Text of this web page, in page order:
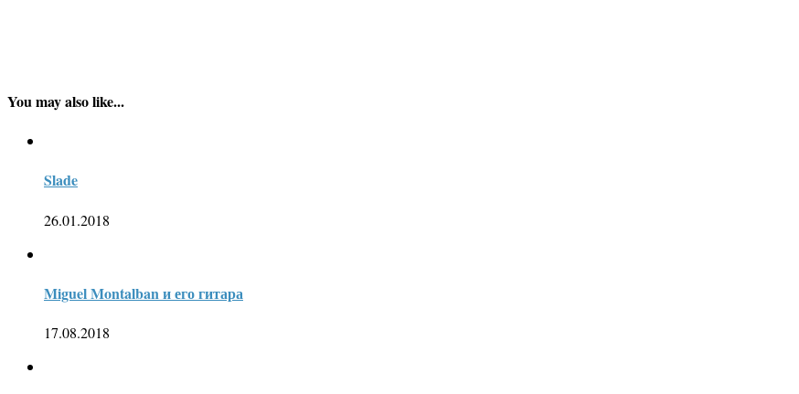
You may also like...
Slade
26.01.2018
Miguel Montalban и его гитара
17.08.2018